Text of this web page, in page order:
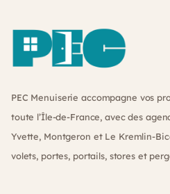
PEC Menuiserie accompagne vos
toute l’Île-de-France, avec des
Yvette, Montgeron et Le Kremlin-
volets, portes, portails, stores et